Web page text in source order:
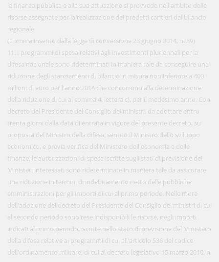
la finanza pubblica e alla sua attuazione si provvede nell'ambito delle
risorse assegnate per la realizzazione dei predetti cantieri dal bilancio
regionale.
(Comma inserito dalla legge di conversione 23 giugno 2014, n. 89)
11. I programmi di spesa relativi agli investimenti pluriennali per la
difesa nazionale sono rideterminati in maniera tale da conseguire una
riduzione degli stanziamenti di bilancio in misura non inferiore a 400
milioni di euro per l'anno 2014 che concorrono alla determinazione
della riduzione di cui al comma 4, lettera c), per il medesimo anno. Con
decreto del Presidente del Consiglio dei ministri, da adottare entro
trenta giorni dalla data di entrata in vigore del presente decreto, su
proposta del Ministro della difesa, sentito il Ministro dello sviluppo
economico, e previa verifica del Ministero dell'economia e delle
finanze, le autorizzazioni di spesa iscritte sugli stati di previsione dei
Ministeri interessati sono rideterminate in maniera tale da assicurare
una riduzione in termini di indebitamento netto delle pubbliche
amministrazioni per gli importi di cui al primo periodo. Nelle more
dell'adozione del decreto del Presidente del Consiglio dei ministri di cui
al secondo periodo sono rese indisponibili le risorse, negli importi
indicati al primo periodo, iscritte nello stato di previsione del Ministero
della difesa relative ai programmi di cui all'articolo 536 del codice
dell'ordinamento militare, di cui al decreto legislativo 15 marzo 2010, n.